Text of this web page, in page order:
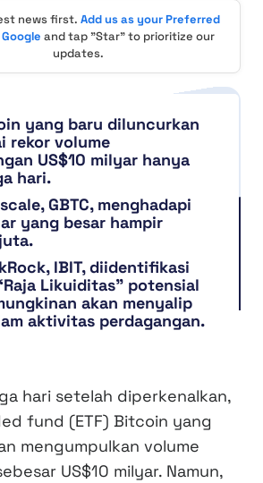
news first. Add us as your Preferred
and tap "Star" to prioritize our
updates.
yang baru diluncurkan
rekor volume
US$10 milyar hanya
hari.
GBTC, menghadapi
yang besar hampir
IBIT, diidentifikasi
Likuiditas” potensial
akan menyalip
aktivitas perdagangan.
hari setelah diperkenalkan,
fund (ETF) Bitcoin yang
mengumpulkan volume
US$10 milyar. Namun,